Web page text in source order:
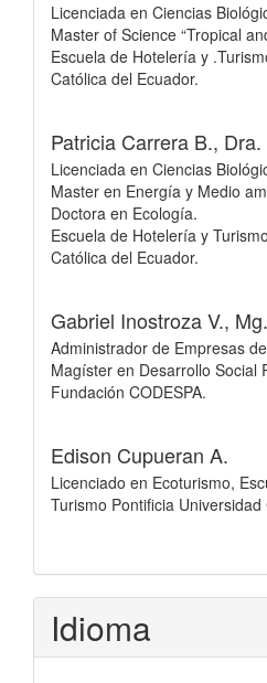
Licenciada en Ciencias
Master of Science “Tropical
Escuela de Hotelería y
Católica del Ecuador.
Patricia Carrera B., Dra.
Licenciada en Ciencias
Master en Energía y Medio
Doctora en Ecología.
Escuela de Hotelería y
Católica del Ecuador.
Gabriel Inostroza V., Mg.
Administrador de Empresas
Magíster en Desarrollo Social
Fundación CODESPA.
Edison Cupueran A.
Licenciado en Ecoturismo,
Turismo Pontificia
Idioma